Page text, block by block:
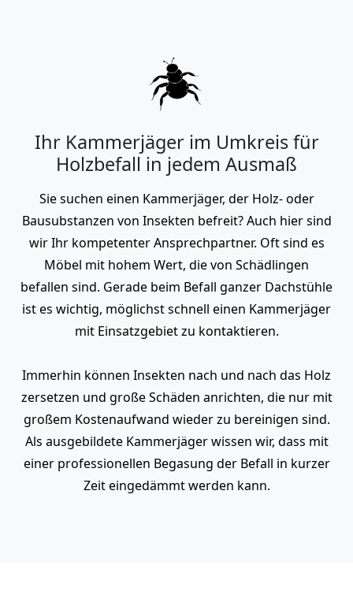
Ihr Kammerjäger im Umkreis für
Holzbefall in jedem Ausmaß
Sie suchen einen Kammerjäger, der Holz- oder
Bausubstanzen von Insekten befreit? Auch hier sind
wir Ihr kompetenter Ansprechpartner. Oft sind es
Möbel mit hohem Wert, die von Schädlingen
befallen sind. Gerade beim Befall ganzer Dachstühle
ist es wichtig, möglichst schnell einen Kammerjäger
mit Einsatzgebiet zu kontaktieren.
Immerhin können Insekten nach und nach das Holz
zersetzen und große Schäden anrichten, die nur mit
großem Kostenaufwand wieder zu bereinigen sind.
Als ausgebildete Kammerjäger wissen wir, dass mit
einer professionellen Begasung der Befall in kurzer
Zeit eingedämmt werden kann.